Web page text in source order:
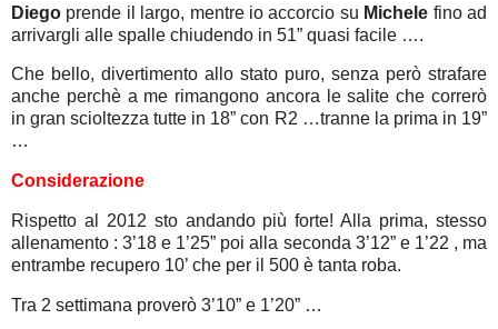
Diego prende il largo, mentre io accorcio su Michele fino ad
arrivargli alle spalle chiudendo in 51” quasi facile ….
Che bello, divertimento allo stato puro, senza però strafare
anche perchè a me rimangono ancora le salite che correrò
in gran scioltezza tutte in 18” con R2 …tranne la prima in 19”
…
Considerazione
Rispetto al 2012 sto andando più forte! Alla prima, stesso
allenamento : 3’18 e 1’25” poi alla seconda 3’12” e 1’22 , ma
entrambe recupero 10’ che per il 500 è tanta roba.
Tra 2 settimana proverò 3’10” e 1’20” …